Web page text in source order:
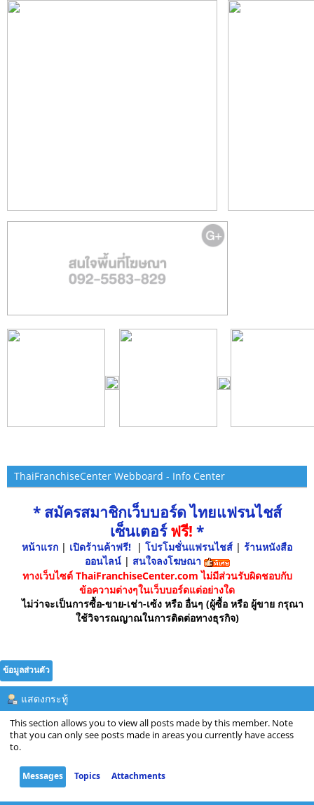
ThaiFranchiseCenter Webboard - Info Center
* สมัครสมาชิกเว็บบอร์ด ไทยแฟรนไชส์
เซ็นเตอร์ฟรี! *
หน้าแรก | เปิดร้านค้าฟรี! | โปรโมชั่นแฟรนไชส์ | ร้านหนังสือ
ออนไลน์ | สนใจลงโฆษณา
ทางเว็บไซต์ ThaiFranchiseCenter.com ไม่มีส่วนรับผิดชอบกับ
ข้อความต่างๆในเว็บบอร์ดแต่อย่างใด
ไม่ว่าจะเป็นการซื้อ-ขาย-เช่า-เซ้ง หรือ อื่นๆ (ผู้ซื้อ หรือ ผู้ขาย กรุณา
ใช้วิจารณญาณในการติดต่อทางธุรกิจ)
ข้อมูลส่วนตัว
แสดงกระทู้
This section allows you to view all posts made by this member. Note
that you can only see posts made in areas you currently have access
to.
Messages Topics Attachments